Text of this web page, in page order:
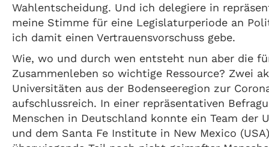
Wahlentscheidung. Und ich delegiere in
meine Stimme für eine Legislaturperiode an
ich damit einen Vertrauensvorschuss gebe.
Wie, wo und durch wen entsteht nun aber die
Zusammenleben so wichtige Ressource? Zwei
Universitäten aus der Bodenseeregion zur
aufschlussreich. In einer repräsentativen
Menschen in Deutschland konnte ein Team der
und dem Santa Fe Institute in New Mexico